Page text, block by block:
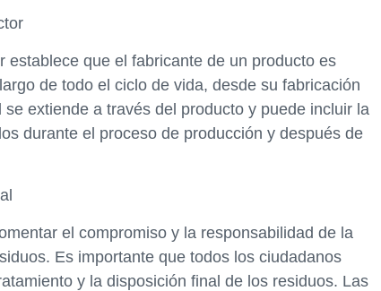
que el fabricante de un producto es
de todo el ciclo de vida, desde su fabricación
extiende a través del producto y puede incluir la
durante el proceso de producción y después de
el compromiso y la responsabilidad de la
Es importante que todos los ciudadanos
y la disposición final de los residuos. Las